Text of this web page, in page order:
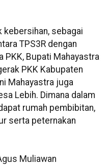
kebersihan, sebagai
TPS3R dengan
PKK, Bupati Mahayastra
PKK Kabupaten
Mahayastra juga
Lebih. Dimana dalam
rumah pembibitan,
serta peternakan
Muliawan